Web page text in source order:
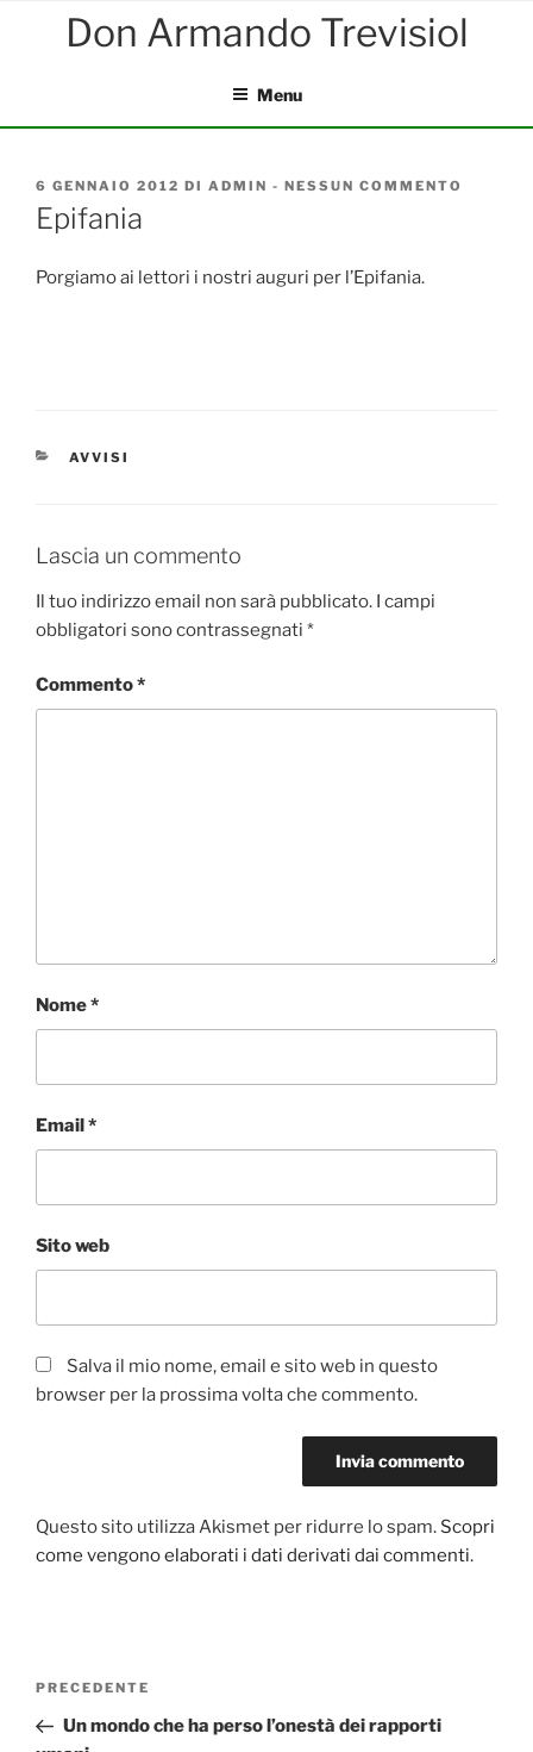
Menu
PUBBLICATO
IL
6 GENNAIO 2012 DI ADMIN - NESSUN COMMENTO
Epifania
Porgiamo ai lettori i nostri auguri per l’Epifania.
CATEGORIE
AVVISI
Lascia un commento
Il tuo indirizzo email non sarà pubblicato. I campi
obbligatori sono contrassegnati *
Commento*
Nome*
Email*
Sito web
Salva il mio nome, email e sito web in questo
browser per la prossima volta che commento.
Questo sito utilizza Akismet per ridurre lo spam. Scopri
come vengono elaborati i dati derivati dai commenti.
Navigazione
Articolo
precedente:
PRECEDENTE
Un mondo che ha perso l’onestà dei rapporti